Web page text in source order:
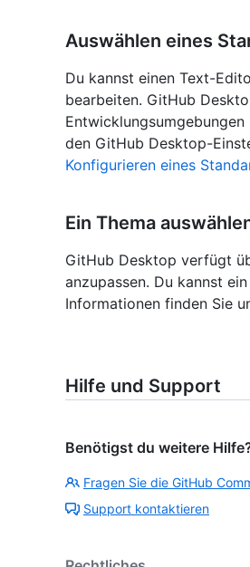
Auswählen eines
Du kannst einen Text-
bearbeiten. GitHub
den GitHub Desktop-
Konfigurieren eines
Ein Thema
GitHub Desktop verfügt
anzupassen. Du kannst
Informationen finden Sie
Hilfe und Support
Benötigst du weitere
Fragen Sie die GitHub
Support kontaktieren